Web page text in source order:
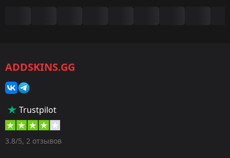
Категория:
Наборы музыки
75 %
Дизайнер:
ADDSKINS.GG
Trustpilot
3.8/5, 2 отзывов